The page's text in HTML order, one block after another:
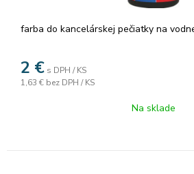
farba do kancelárskej pečiatky na
2 € s DPH / KS
1,63 € bez DPH / KS
Na sklade